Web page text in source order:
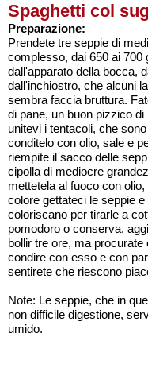
Spaghetti col
Preparazione:
Prendete tre seppie di
complesso, dai 650 ai 700
dall'apparato della bocca,
dall'inchiostro, che alcuni
sembra faccia bruttura.
di pane, un buon pizzico
unitevi i tentacoli, che
conditelo con olio, sale e
riempite il sacco delle
cipolla di mediocre
mettetela al fuoco con
colore gettateci le seppie
coloriscano per tirarle a
pomodoro o conserva,
bollir tre ore, ma
condire con esso e con
sentirete che riescono
Note: Le seppie, che in
non difficile digestione,
umido.